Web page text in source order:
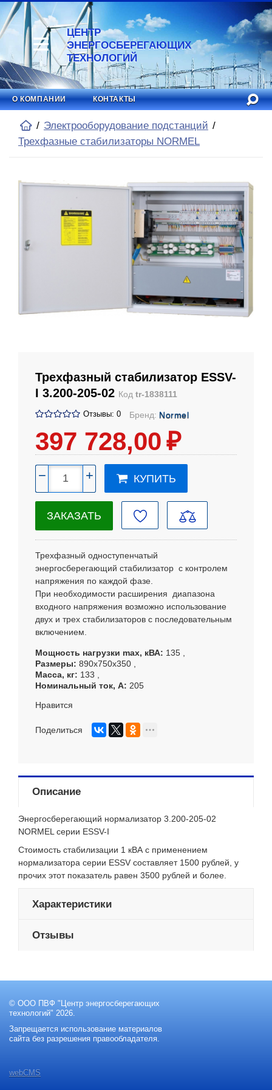
ЦЕНТР
ЭНЕРГОСБЕРЕГАЮЩИХ
ТЕХНОЛОГИЙ
О КОМПАНИИ КОНТАКТЫ
Электрооборудование подстанций
Трехфазные стабилизаторы NORMEL
Трехфазный стабилизатор ESSV-
I 3.200-205-02 Код tr-1838111
Отзывы: 0 Бренд: Normel
397 728,00₽
− + КУПИТЬ
ЗАКАЗАТЬ
Трехфазный одноступенчатый
энергосберегающий стабилизатор с контролем
напряжения по каждой фазе.
При необходимости расширения диапазона
входного напряжения возможно использование
двух и трех стабилизаторов с последовательным
включением.
Мощность нагрузки max, кВА
135
Размеры
890х750х350
Масса, кг
133
Номинальный ток, А 205
Нравится
Поделиться
Описание
Энергосберегающий нормализатор 3.200-205-02
NORMELсерии ESSV-I
Стоимость стабилизации 1 кВА с применением
нормализатора серии ESSV составляет 1500 рублей, у
прочих этот показатель равен 3500 рублей и более.
Характеристики
Отзывы
© ООО ПВФ "Центр энергосберегающих
технологий" 2026.
Запрещается использование материалов
сайта без разрешения правообладателя.
webCMS